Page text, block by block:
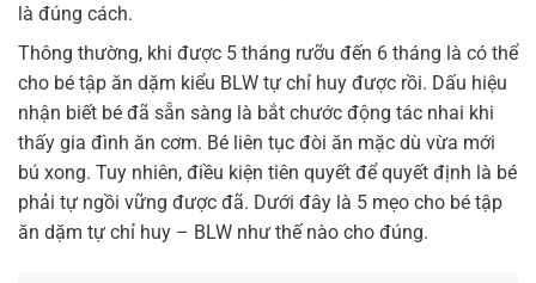
là đúng cách.
Thông thường, khi được 5 tháng rưỡu đến 6 tháng là có thể
cho bé tập ăn dặm kiểu BLW tự chỉ huy được rồi. Dấu hiệu
nhận biết bé đã sẵn sàng là bắt chước động tác nhai khi
thấy gia đình ăn cơm. Bé liên tục đòi ăn mặc dù vừa mới
bú xong. Tuy nhiên, điều kiện tiên quyết để quyết định là bé
phải tự ngồi vững được đã. Dưới đây là 5 mẹo cho bé tập
ăn dặm tự chỉ huy – BLW như thế nào cho đúng.